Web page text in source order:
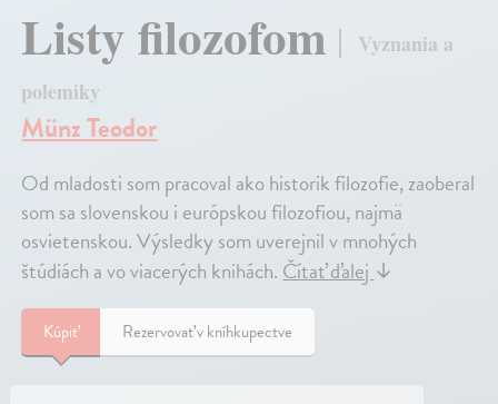
Listy filozofom
Vyznania a
polemiky
Münz Teodor
Od mladosti som pracoval ako historik filozofie, zaoberal
som sa slovenskou i európskou filozofiou, najmä
osvietenskou. Výsledky som uverejnil v mnohých
štúdiách a vo viacerých knihách.Čítať ďalej↓
Kúpiť Rezervovať v kníhkupectve